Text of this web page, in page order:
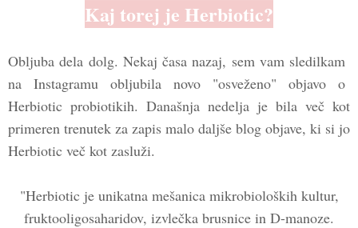
Kaj torej je Herbiotic?
Obljuba dela dolg. Nekaj časa nazaj, sem vam sledilkam
na Instagramu obljubila novo "osveženo" objavo o
Herbiotic probiotikih. Današnja nedelja je bila več kot
primeren trenutek za zapis malo daljše blog objave, ki si jo
Herbiotic več kot zasluži.
"Herbiotic je unikatna mešanica mikrobioloških kultur,
fruktooligosaharidov, izvlečka brusnice in D-manoze.